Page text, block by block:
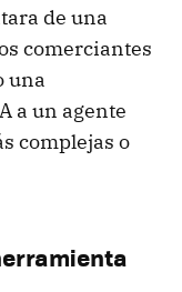
de una
comerciantes
una
a un agente
complejas o